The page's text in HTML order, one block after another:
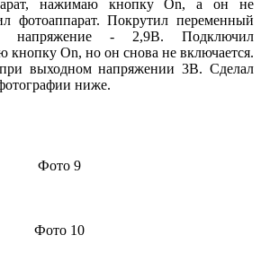
нажимаю кнопку On, а он не
фотоаппарат. Покрутил переменный
напряжение - 2,9В. Подключил
кнопку On, но он снова не включается.
выходном напряжении 3В. Сделал
ниже.
Фото 9
Фото 10